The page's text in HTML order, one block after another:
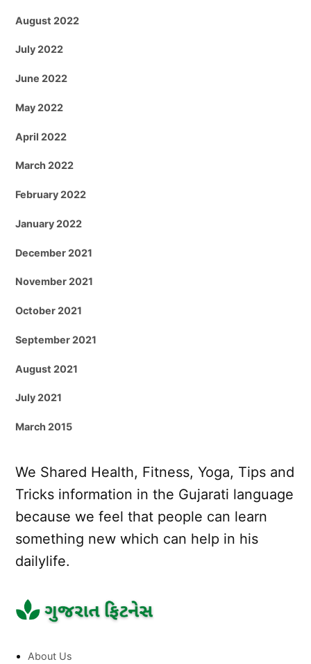
August 2022
July 2022
June 2022
May 2022
April 2022
March 2022
February 2022
January 2022
December 2021
November 2021
October 2021
September 2021
August 2021
July 2021
March 2015
We Shared Health, Fitness, Yoga, Tips and
Tricks information in the Gujarati language
because we feel that people can learn
something new which can help in his
dailylife.
About Us